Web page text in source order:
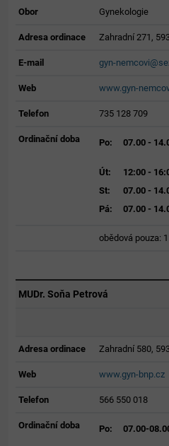
Obor Gynekologie
Adresa ordinace Zahradní 271,
E-mail gyn-
Web www.gyn-
Telefon 735 128 709
Ordinační doba Po: 07.00 -
Út:
12:00 -
St:
07.00 -
Pá:
07.00 -
obědová pouza:
MUDr. Soňa Petrová
Adresa ordinace Zahradní 580,
Web www.gyn-bnp.cz
Telefon 566 550 018
Ordinační doba Po: 07.00-